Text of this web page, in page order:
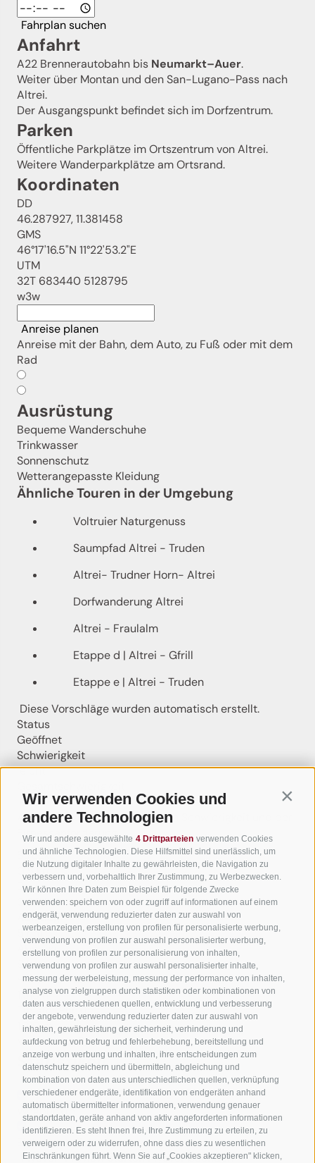
Wir verwenden Cookies und
andere Technologien
Wir und andere ausgewählte 4 Drittparteien verwenden Cookies
und ähnliche Technologien. Diese Hilfsmittel sind unerlässlich, um
die Nutzung digitaler Inhalte zu gewährleisten, die Navigation zu
verbessern und, vorbehaltlich Ihrer Zustimmung, zu Werbezwecken.
Wir können Ihre Daten zum Beispiel für folgende Zwecke
verwenden: speichern von oder zugriff auf informationen auf einem
endgerät, verwendung reduzierter daten zur auswahl von
werbeanzeigen, erstellung von profilen für personalisierte werbung,
verwendung von profilen zur auswahl personalisierter werbung,
erstellung von profilen zur personalisierung von inhalten,
verwendung von profilen zur auswahl personalisierter inhalte,
messung der werbeleistung, messung der performance von inhalten,
analyse von zielgruppen durch statistiken oder kombinationen von
daten aus verschiedenen quellen, entwicklung und verbesserung
der angebote, verwendung reduzierter daten zur auswahl von
inhalten, gewährleistung der sicherheit, verhinderung und
aufdeckung von betrug und fehlerbehebung, bereitstellung und
anzeige von werbung und inhalten, ihre entscheidungen zum
datenschutz speichern und übermitteln, abgleichung und
kombination von daten aus unterschiedlichen quellen, verknüpfung
verschiedener endgeräte, identifikation von endgeräten anhand
automatisch übermittelter informationen, verwendung genauer
standortdaten, geräte anhand von aktiv angeforderten informationen
identifizieren. Es steht Ihnen frei, Ihre Zustimmung zu erteilen, zu
verweigern oder zu widerrufen, ohne dass dies zu wesentlichen
Einschränkungen führt. Wenn Sie auf „Cookies akzeptieren" klicken,
Fahrplan suchen
Anfahrt
A22 Brennerautobahn bis Neumarkt–Auer.
Weiter über Montan und den San-Lugano-Pass nach
Altrei.
Der Ausgangspunkt befindet sich im Dorfzentrum.
Parken
Öffentliche Parkplätze im Ortszentrum von Altrei.
Weitere Wanderparkplätze am Ortsrand.
Koordinaten
DD
46.287927, 11.381458
GMS
46°17'16.5"N 11°22'53.2"E
UTM
32T 683440 5128795
w3w
Anreise planen
Anreise mit der Bahn, dem Auto, zu Fuß oder mit dem
Rad
Ausrüstung
Bequeme Wanderschuhe
Trinkwasser
Sonnenschutz
Wetterangepasste Kleidung
Ähnliche Touren in der Umgebung
Voltruier Naturgenuss
Saumpfad Altrei - Truden
Altrei- Trudner Horn- Altrei
Dorfwanderung Altrei
Altrei - Fraulalm
Etappe d | Altrei - Gfrill
Etappe e | Altrei - Truden
Diese Vorschläge wurden automatisch erstellt.
Status
Geöffnet
Schwierigkeit
leicht
leicht
Abgeleitet aus der technischen Schwierigkeit und der
Fitnessanforderung.
Strecke
0,5 km
Dauer
0:08 h
Aufstieg
5 hm
Abstieg
9 hm
Höchster Punkt
1.318 m
Tiefster Punkt
1.310 m
Von A nach B
Statistiken
Wegpunkte
Einkehrmöglichkeiten
Flyover-Preview startenFlyover beenden